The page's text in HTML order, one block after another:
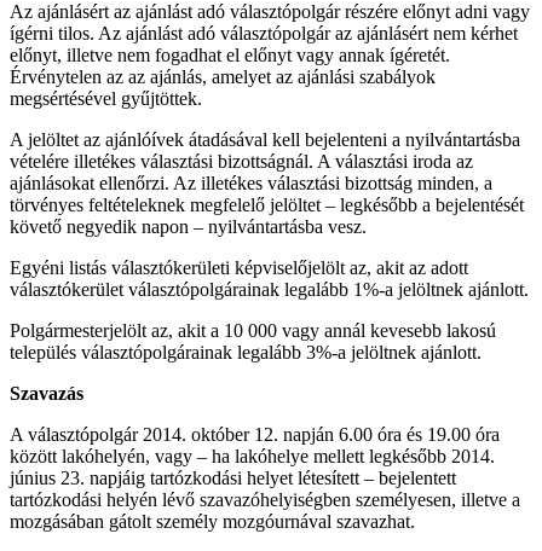
Az ajánlásért az ajánlást adó választópolgár részére előnyt adni vagy
ígérni tilos. Az ajánlást adó választópolgár az ajánlásért nem kérhet
előnyt, illetve nem fogadhat el előnyt vagy annak ígéretét.
Érvénytelen az az ajánlás, amelyet az ajánlási szabályok
megsértésével gyűjtöttek.
A jelöltet az ajánlóívek átadásával kell bejelenteni a nyilvántartásba
vételére illetékes választási bizottságnál. A választási iroda az
ajánlásokat ellenőrzi. Az illetékes választási bizottság minden, a
törvényes feltételeknek megfelelő jelöltet – legkésőbb a bejelentését
követő negyedik napon – nyilvántartásba vesz.
Egyéni listás választókerületi képviselőjelölt az, akit az adott
választókerület választópolgárainak legalább 1%-a jelöltnek ajánlott.
Polgármesterjelölt az, akit a 10 000 vagy annál kevesebb lakosú
település választópolgárainak legalább 3%-a jelöltnek ajánlott.
Szavazás
A választópolgár 2014. október 12. napján 6.00 óra és 19.00 óra
között lakóhelyén, vagy – ha lakóhelye mellett legkésőbb 2014.
június 23. napjáig tartózkodási helyet létesített – bejelentett
tartózkodási helyén lévő szavazóhelyiségben személyesen, illetve a
mozgásában gátolt személy mozgóurnával szavazhat.